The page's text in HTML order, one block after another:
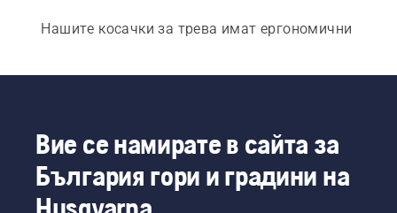
Нашите косачки за трева имат ергономични
регулируеми и сгъваеми ръкохватки. Нашите
източници на енергия и издръжливи режещи
апарати. Изберете професионалните косачки
за трева заради тяхната изключителна
Вие се намирате в сайта за
България гори и градини на